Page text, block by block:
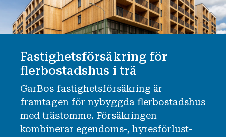
Fastighetsförsäkring för
flerbostadshus i trä
GarBos fastighetsförsäkring är
framtagen för nybyggda flerbostadshus
med trästomme. Försäkringen
kombinerar egendoms-, hyresförlust-